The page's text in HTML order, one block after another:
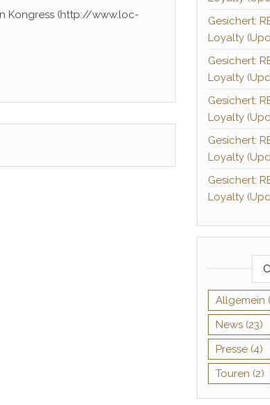
Kongress (http://www.loc-
Gesichert:
Loyalty
Gesichert:
Loyalty
Gesichert:
Loyalty
Gesichert:
Loyalty
Gesichert:
Loyalty
Allgemein
News(23)
Presse(4)
Touren (2)